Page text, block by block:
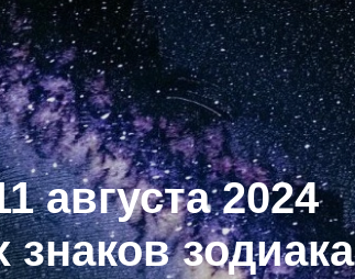
августа 2024
знаков зодиака